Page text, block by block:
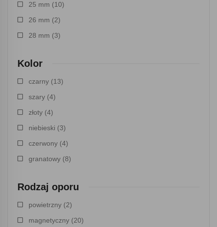
25 mm (10)
26 mm (2)
28 mm (3)
Kolor
czarny (13)
szary (4)
złoty (4)
niebieski (3)
czerwony (4)
granatowy (8)
Rodzaj oporu
powietrzny (2)
magnetyczny (20)